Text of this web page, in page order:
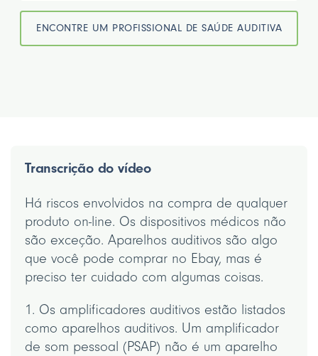
ENCONTRE UM PROFISSIONAL DE SAÚDE AUDITIVA
Transcrição do vídeo
Há riscos envolvidos na compra de qualquer
produto on-line. Os dispositivos médicos não
são exceção. Aparelhos auditivos são algo
que você pode comprar no Ebay, mas é
preciso ter cuidado com algumas coisas.
1. Os amplificadores auditivos estão listados
como aparelhos auditivos. Um amplificador
de som pessoal (PSAP) não é um aparelho